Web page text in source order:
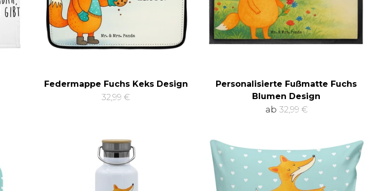
Federmappe Fuchs Keks Design
32,99 €
Personalisierte Fußmatte Fuchs
Blumen Design
ab 32,99 €